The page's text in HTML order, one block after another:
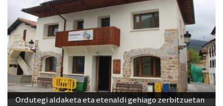
Ordutegi aldaketa eta etenaldi gehiago zerbitzuetan